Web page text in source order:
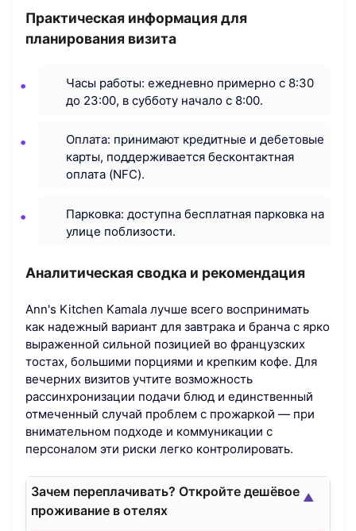
Практическая информация для
планирования визита
Часы работы: ежедневно примерно с 8:30
до 23:00, в субботу начало с 8:00.
Оплата: принимают кредитные и дебетовые
карты, поддерживается бесконтактная
оплата (NFC).
Парковка: доступна бесплатная парковка на
улице поблизости.
Аналитическая сводка и рекомендация
Ann's Kitchen Kamala лучше всего воспринимать
как надежный вариант для завтрака и бранча с ярко
выраженной сильной позицией во французских
тостах, большими порциями и крепким кофе. Для
вечерних визитов учтите возможность
рассинхронизации подачи блюд и единственный
отмеченный случай проблем с прожаркой — при
внимательном подходе и коммуникации с
персоналом эти риски легко контролировать.
Зачем переплачивать? Откройте дешёвое
проживание в отелях
▲